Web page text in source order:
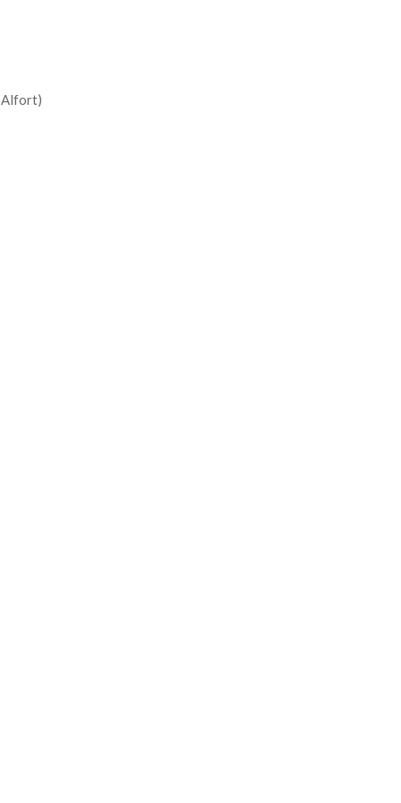
Alfort)